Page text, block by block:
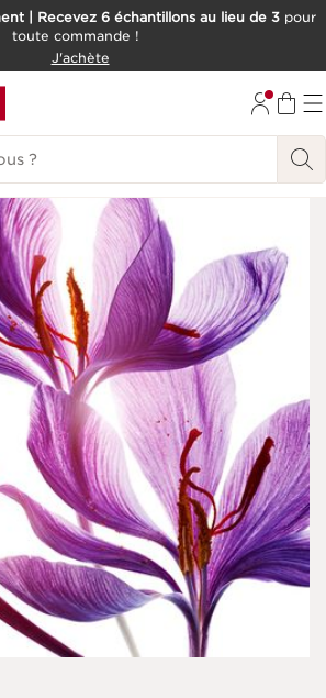
| Recevez 6 échantillons au lieu de 3 pour
toute commande !
J'achète